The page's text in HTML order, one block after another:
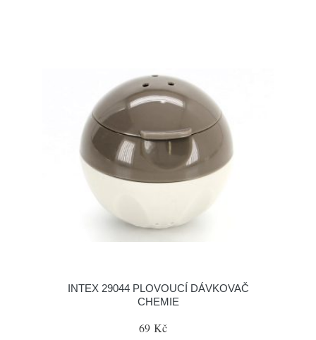
INTEX 29044 PLOVOUCÍ DÁVKOVAČ
CHEMIE
69 Kč